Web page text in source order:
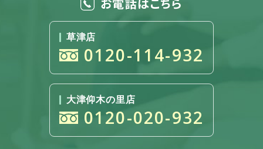
草津店
0120-114-932
大津仰木の里店
0120-020-932